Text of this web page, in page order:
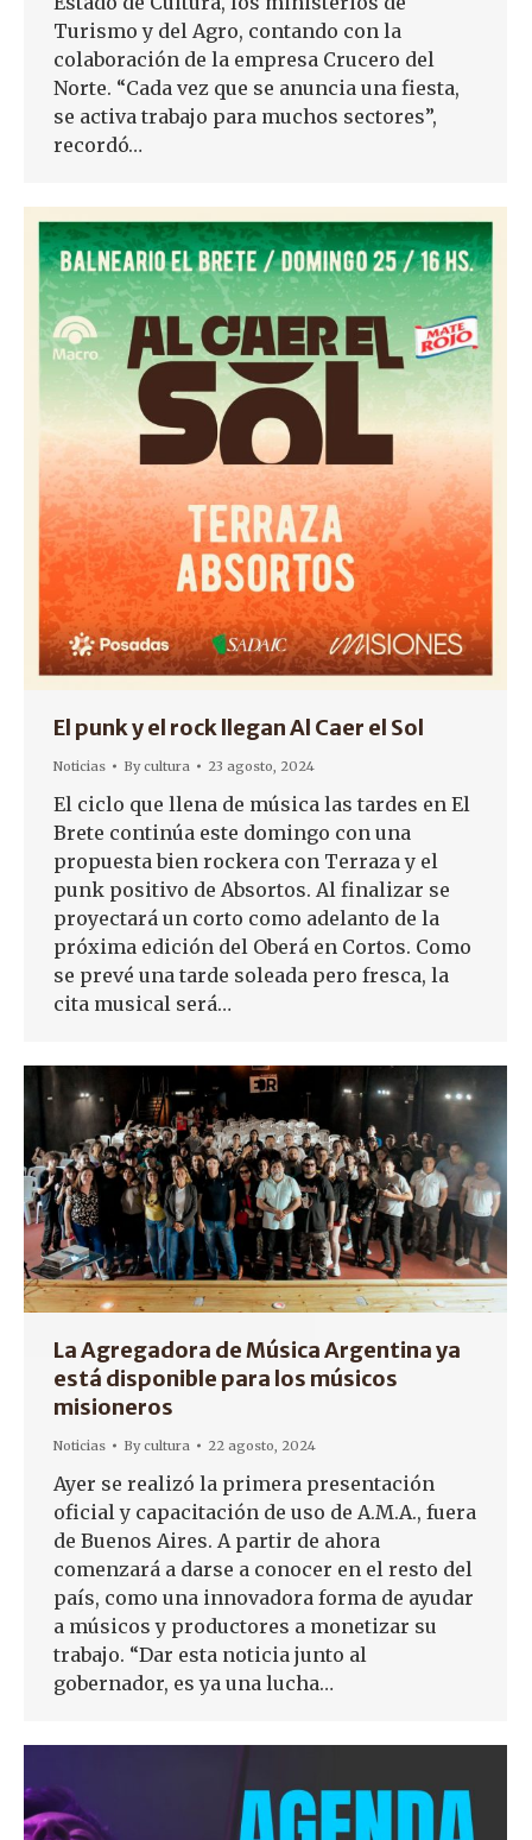
Turismo y del Agro, contando con la
colaboración de la empresa Crucero del
Norte. “Cada vez que se anuncia una fiesta,
se activa trabajo para muchos sectores”,
recordó…
El punk y el rock llegan Al Caer el Sol
Noticias Bycultura 23 agosto, 2024
El ciclo que llena de música las tardes en El
Brete continúa este domingo con una
propuesta bien rockera con Terraza y el
punk positivo de Absortos. Al finalizar se
proyectará un corto como adelanto de la
próxima edición del Oberá en Cortos. Como
se prevé una tarde soleada pero fresca, la
cita musical será…
La Agregadora de Música Argentina ya
está disponible para los músicos
misioneros
Noticias Bycultura 22 agosto, 2024
Ayer se realizó la primera presentación
oficial y capacitación de uso de A.M.A., fuera
de Buenos Aires. A partir de ahora
comenzará a darse a conocer en el resto del
país, como una innovadora forma de ayudar
a músicos y productores a monetizar su
trabajo. “Dar esta noticia junto al
gobernador, es ya una lucha…